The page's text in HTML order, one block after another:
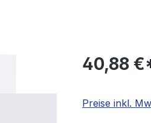
40,88
Preise inkl.